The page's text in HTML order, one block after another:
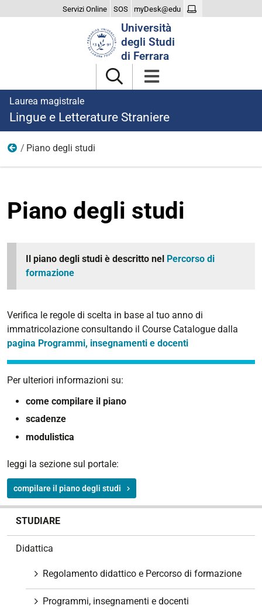
Servizi Online SOS myDesk@edu
Università
degli Studi
di Ferrara
Laurea magistrale
Lingue e Letterature Straniere
Didattica
Piano degli studi
Piano degli studi
Il piano degli studi è descritto nel Percorso di
formazione
Verifica le regole di scelta in base al tuo anno di
immatricolazione consultando il Course Catalogue dalla
pagina Programmi, insegnamenti e docenti
Per ulteriori informazioni su:
come compilare il piano
scadenze
modulistica
leggi la sezione sul portale:
compilare il piano degli studi
STUDIARE
Didattica
Regolamento didattico e Percorso di formazione
Programmi, insegnamenti e docenti